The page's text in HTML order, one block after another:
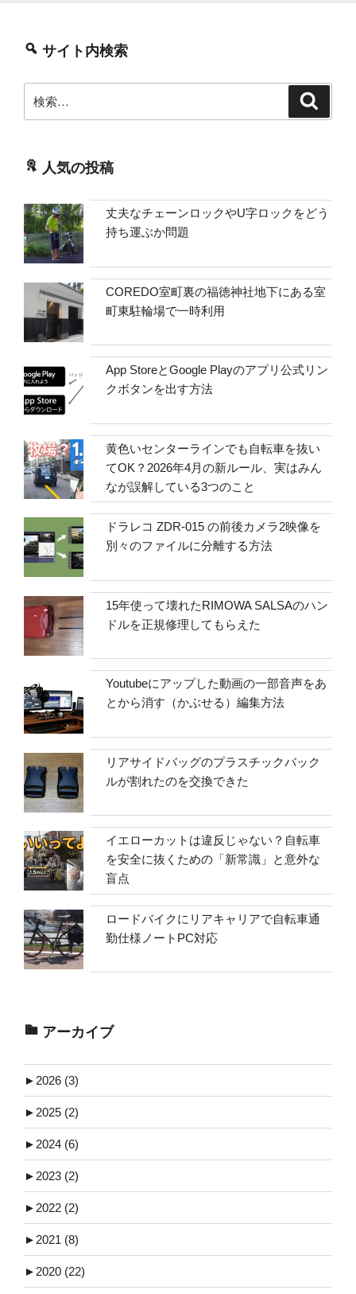
サイト内検索
索:
人気の投稿
丈夫なチェーンロックやU字ロックをどう
持ち運ぶか問題
COREDO室町裏の福徳神社地下にある室
町東駐輪場で一時利用
App StoreとGoogle Playのアプリ公式リン
クボタンを出す方法
黄色いセンターラインでも自転車を抜い
てOK？2026年4月の新ルール、実はみん
なが誤解している3つのこと
ドラレコ ZDR-015 の前後カメラ2映像を
別々のファイルに分離する方法
15年使って壊れたRIMOWA SALSAのハン
ドルを正規修理してもらえた
Youtubeにアップした動画の一部音声をあ
とから消す（かぶせる）編集方法
リアサイドバッグのプラスチックバック
ルが割れたのを交換できた
イエローカットは違反じゃない？自転車
を安全に抜くための「新常識」と意外な
盲点
ロードバイクにリアキャリアで自転車通
勤仕様ノートPC対応
アーカイブ
► 2026 (3)
► 2025 (2)
► 2024 (6)
► 2023 (2)
► 2022 (2)
► 2021 (8)
► 2020 (22)